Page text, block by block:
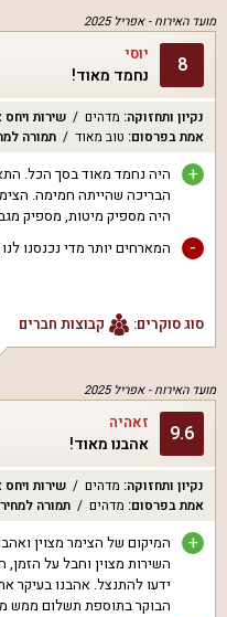
מועד האירוח -אפריל 2025
8 יוסי
נחמד מאוד!
נקיון ותחזוקה: מדהים שירות ויחס
אמת בפרסום: טוב מאוד תמורה
+
הבריכה שהייתה חמימה.
היה מספיק מיטות, מספיק
- המארחים יותר מדי נכנסנו
סוג סוקרים: קבוצות חברים
מועד האירוח -אפריל 2025
9.6 זאהיה
אהבנו מאוד!
נקיון ותחזוקה: מדהים שירות ויחס
אמת בפרסום: מדהים תמורה למחיר
+
המיקום של הצימר מצוין
השירות מצוין וחבל על
ידעו להתנצל. אהבנו בעיקר
הבוקר בתוספת תשלום ממש